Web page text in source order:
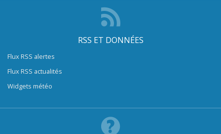
RSS ET DONNÉES
Flux RSS alertes
Flux RSS actualités
Widgets météo